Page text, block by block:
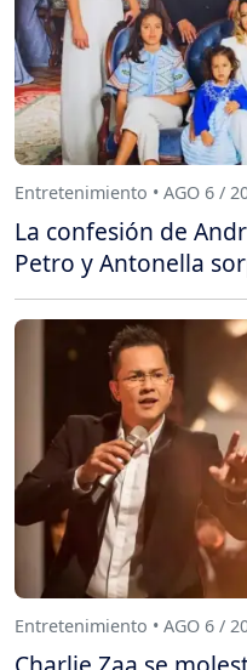
Entretenimiento • AGO 6 /
La confesión de
Petro y Antonella
Entretenimiento • AGO 6 /